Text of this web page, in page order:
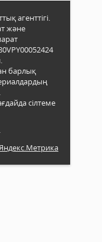
агенттігі.
және
барлық
сілтеме